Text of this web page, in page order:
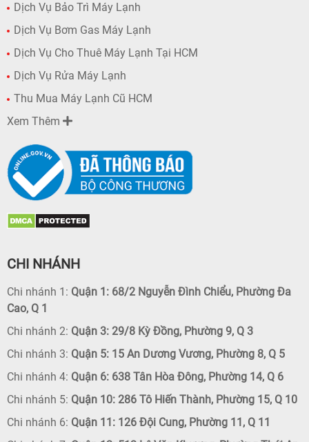
Dịch Vụ Bảo Trì Máy Lạnh
Dịch Vụ Bơm Gas Máy Lạnh
Dịch Vụ Cho Thuê Máy Lạnh Tại HCM
Dịch Vụ Rửa Máy Lạnh
Thu Mua Máy Lạnh Cũ HCM
Xem Thêm
CHI NHÁNH
Chi nhánh 1: Quận 1: 68/2 Nguyễn Đình Chiểu, Phường Đa
Cao, Q 1
Chi nhánh 2: Quận 3: 29/8 Kỳ Đồng, Phường 9, Q 3
Chi nhánh 3: Quận 5: 15 An Dương Vương, Phường 8, Q 5
Chi nhánh 4: Quận 6: 638 Tân Hòa Đông, Phường 14, Q 6
Chi nhánh 5: Quận 10: 286 Tô Hiến Thành, Phường 15, Q 10
Chi nhánh 6: Quận 11: 126 Đội Cung, Phường 11, Q 11